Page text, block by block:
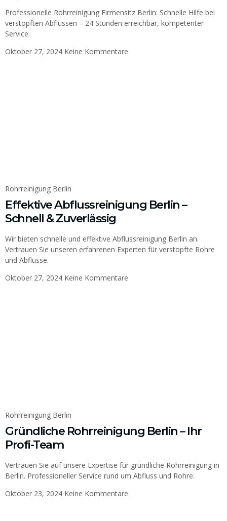
Professionelle Rohrreinigung Firmensitz Berlin: Schnelle Hilfe bei
verstopften Abflüssen – 24 Stunden erreichbar, kompetenter
Service.
Oktober 27, 2024 Keine Kommentare
Rohrreinigung Berlin
Effektive Abflussreinigung Berlin –
Schnell & Zuverlässig
Wir bieten schnelle und effektive Abflussreinigung Berlin an.
Vertrauen Sie unseren erfahrenen Experten für verstopfte Rohre
und Abflüsse.
Oktober 27, 2024 Keine Kommentare
Rohrreinigung Berlin
Gründliche Rohrreinigung Berlin – Ihr
Profi-Team
Vertrauen Sie auf unsere Expertise für gründliche Rohrreinigung in
Berlin. Professioneller Service rund um Abfluss und Rohre.
Oktober 23, 2024 Keine Kommentare